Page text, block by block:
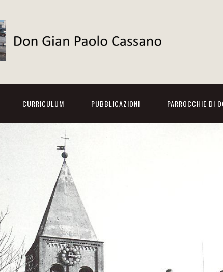
CURRICULUM PUBBLICAZIONI PARROCCHIE DI